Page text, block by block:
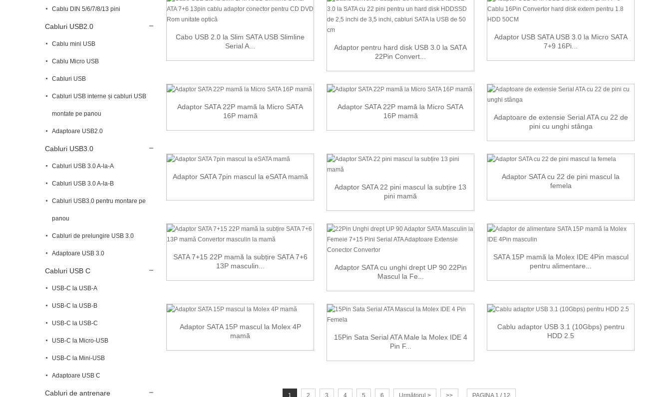
Cablu DIN 5/6/7/8/13 pini
Cabluri USB2.0
Cablu mini USB
Cablu Micro USB
Cabluri USB
Cabluri USB interne și cabluri USB
montate pe panou
Adaptoare USB2.0
Cabluri USB3.0
Cabluri USB 3.0 A-la-A
Cabluri USB 3.0 A-la-B
Cabluri USB3.0 pentru montare pe
panou
Cabluri de prelungire USB 3.0
Adaptoare USB 3.0
Cabluri USB C
USB-C la USB-A
USB-C la USB-B
USB-C la USB-C
USB-C la Micro-USB
USB-C la Mini-USB
Adaptoare USB C
Cabluri de antrenare
Cabo USB 2.0 la Slim SATA USB Slimline
Serial A...
Adaptor pentru hard disk USB 3.0 la SATA
22Pin Convert...
Adaptor USB SATA USB 3.0 la Micro SATA
7+9 16Pi...
Adaptor SATA 22P mamă la Micro SATA
16P mamă
Adaptor SATA 22P mamă la Micro SATA
16P mamă
Adaptoare de extensie Serial ATA cu 22 de
pini cu unghi stânga
Adaptor SATA 7pin mascul la eSATA mamă
Adaptor SATA 22 pini mascul la subțire 13
pini mamă
Adaptor SATA cu 22 de pini mascul la
femela
SATA 7+15 22P mamă la subțire SATA 7+6
13P masculin...
Adaptor SATA cu unghi drept UP 90 22Pin
Mascul la Fe...
SATA 15P mamă la Molex IDE 4Pin mascul
pentru alimentare...
Adaptor SATA 15P mascul la Molex 4P
mamă
15Pin Sata Serial ATA Male la Molex IDE 4
Pin F...
Cablu adaptor USB 3.1 (10Gbps) pentru
HDD 2.5
1 2 3 4 5 6 Următorul > >> PAGINA 1 / 12